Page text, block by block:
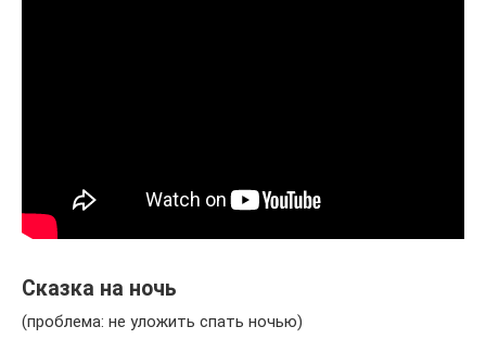
Сказка на ночь
(проблема: не уложить спать ночью)